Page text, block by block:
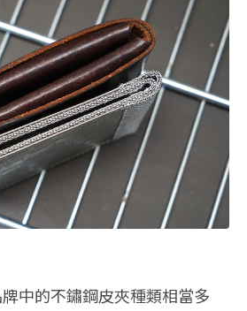
中的不鏽鋼皮夾種類相當多